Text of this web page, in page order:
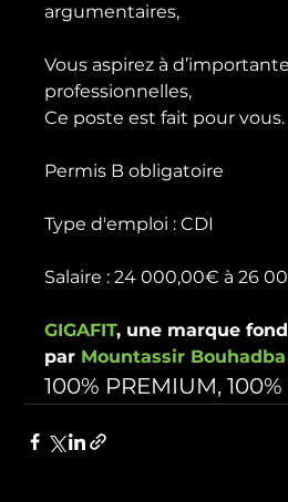
argumentaires,
Vous aspirez à
professionnelles,
Ce poste est fait pour vous.
Permis B obligatoire
Type d'emploi : CDI
GIGAFIT, une marque
par Mountassir Bouhadba
100% PREMIUM, 100%